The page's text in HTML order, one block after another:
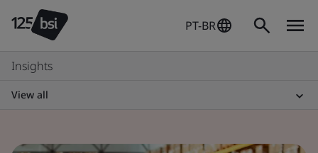
PT-BR
Insights
View all